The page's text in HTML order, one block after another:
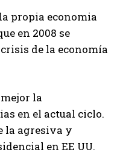
propia economia
en 2008 se
de la economía
la
en el actual ciclo.
la agresiva y
en EE UU.